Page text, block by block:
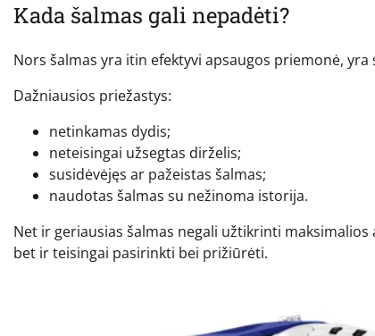
Kada šalmas gali nepadėti?
Nors šalmas yra itin efektyvi apsaugos priemonė,
Dažniausios priežastys:
netinkamas dydis;
neteisingai užsegtas dirželis;
susidėvėjęs ar pažeistas šalmas;
naudotas šalmas su nežinoma istorija.
Net ir geriausias šalmas negali užtikrinti
bet ir teisingai pasirinkti bei prižiūrėti.